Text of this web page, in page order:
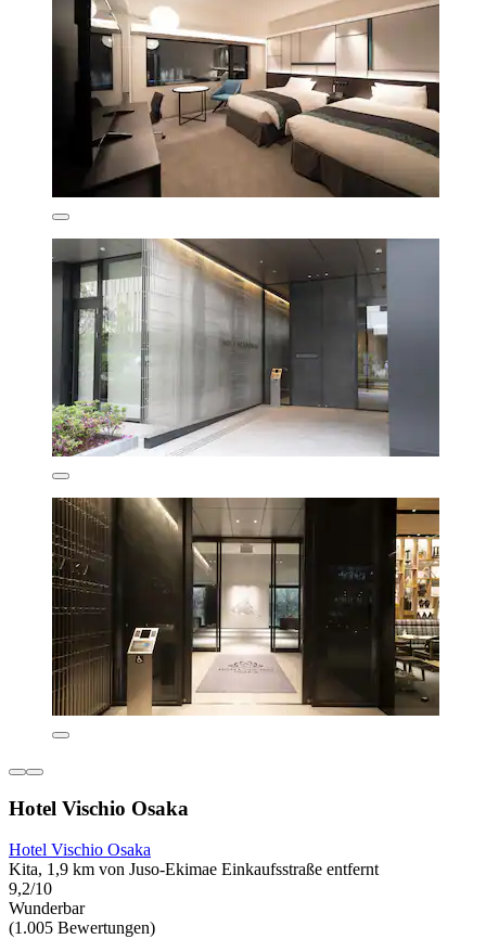
Hotel Vischio Osaka
Hotel Vischio Osaka
Kita, 1,9 km von Juso-Ekimae Einkaufsstraße entfernt
9,2/10
Wunderbar
(1.005 Bewertungen)